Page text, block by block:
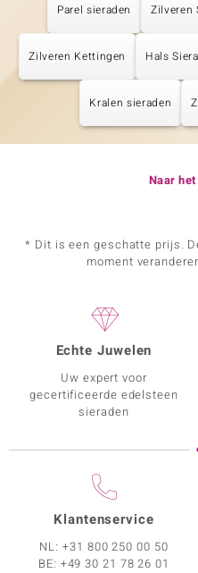
Parel sieraden Zilveren
Zilveren Kettingen Hals
Kralen sieraden
Naar
* Dit is een geschatte prijs.
moment
Echte Juwelen
Uw expert voor
gecertificeerde edelsteen
sieraden
Klantenservice
NL:+31 800 250 00 50
BE: +49 30 21 78 26 01